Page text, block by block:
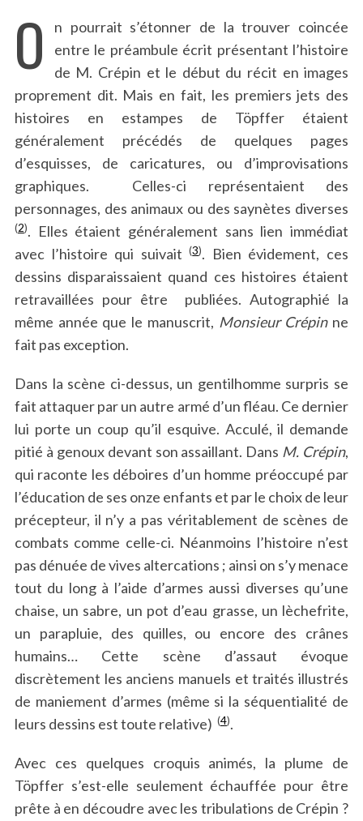
O
n pourrait s’étonner de la trouver coincée
entre le préambule écrit présentant l’histoire
de M. Crépin et le début du récit en images
proprement dit. Mais en fait, les premiers jets des
histoires en estampes de Töpffer étaient
généralement précédés de quelques pages
d’esquisses, de caricatures, ou d’improvisations
graphiques. Celles-ci représentaient des
personnages, des animaux ou des saynètes diverses
(2). Elles étaient généralement sans lien immédiat
avec l’histoire qui suivait(3). Bien évidement, ces
dessins disparaissaient quand ces histoires étaient
retravaillées pour être publiées. Autographié la
même année que le manuscrit, Monsieur Crépinne
fait pas exception.
Dans la scène ci-dessus, un gentilhomme surpris se
fait attaquer par un autre armé d’un fléau. Ce dernier
lui porte un coup qu’il esquive. Acculé, il demande
pitié à genoux devant son assaillant. Dans M. Crépin,
qui raconte les déboires d’un homme préoccupé par
l’éducation de ses onze enfants et par le choix de leur
précepteur, il n’y a pas véritablement de scènes de
combats comme celle-ci. Néanmoins l’histoire n’est
pas dénuée de vives altercations ; ainsi on s’y menace
tout du long à l’aide d’armes aussi diverses qu’une
chaise, un sabre, un pot d’eau grasse, un lèchefrite,
un parapluie, des quilles, ou encore des crânes
humains… Cette scène d’assaut évoque
discrètement les anciens manuels et traités illustrés
de maniement d’armes (même si la séquentialité de
leurs dessins est toute relative) (4).
Avec ces quelques croquis animés, la plume de
Töpffer s’est-elle seulement échauffée pour être
prête à en découdre avec les tribulations de Crépin ?